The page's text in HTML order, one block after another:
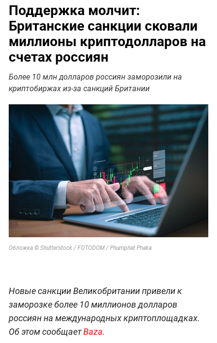
Поддержка молчит:
Британские санкции сковали
миллионы криптодолларов на
счетах россиян
Более 10 млн долларов россиян заморозили на
криптобиржах из-за санкций Британии
Обложка © Shutterstock / FOTODOM / Phumphat Phaka
Новые санкции Великобритании привели к
заморозке более 10 миллионов долларов
россиян на международных криптоплощадках.
Об этом сообщаетBaza.